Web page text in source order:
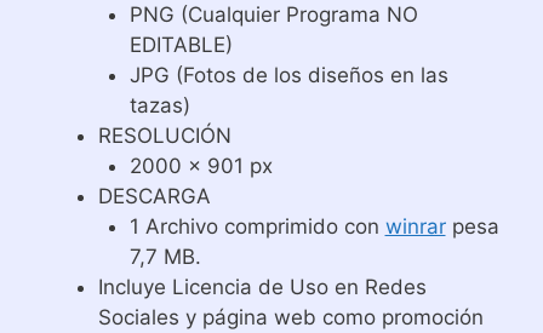
PNG (Cualquier Programa NO
EDITABLE)
JPG (Fotos de los diseños en las
tazas)
RESOLUCIÓN
2000 x 901 px
DESCARGA
1 Archivo comprimido con winrarpesa
7,7 MB.
Incluye Licencia de Uso en Redes
Sociales y página web como promoción